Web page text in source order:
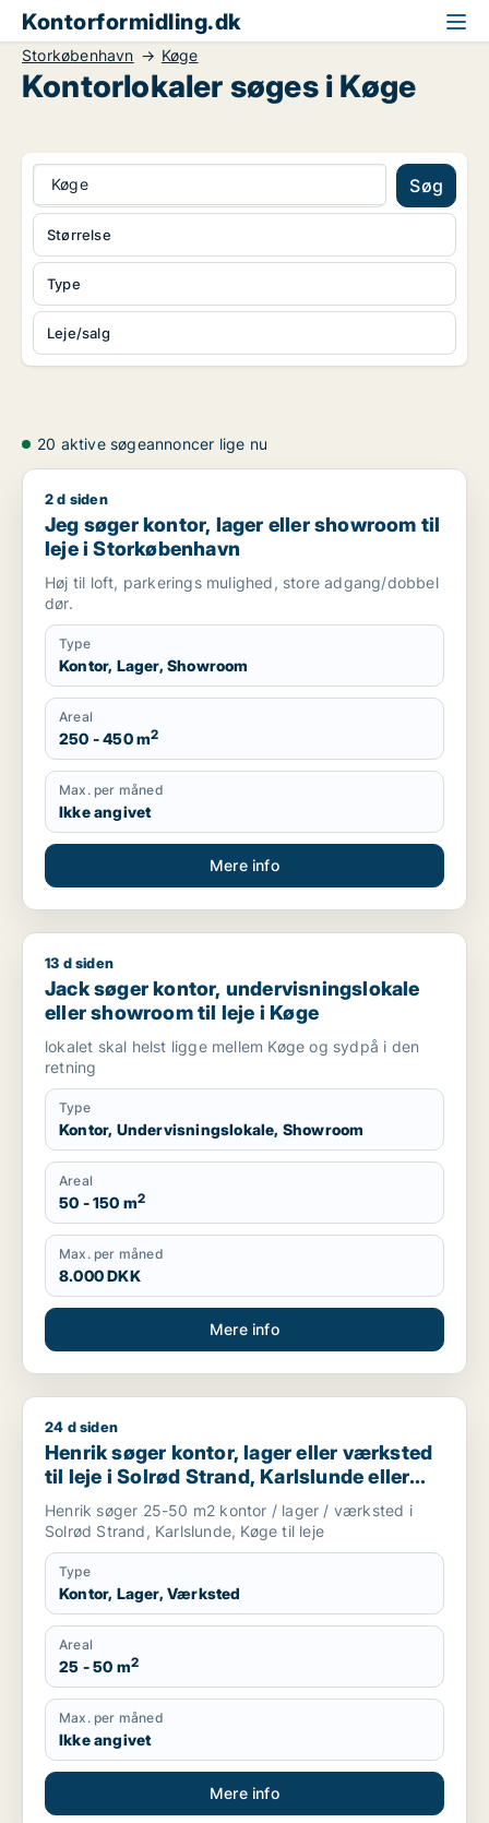
Kontorformidling.dk
Storkøbenhavn Køge
Kontorlokaler søges i Køge
Køge Søg
Type
Leje/salg
Størrelse
20 aktive søgeannoncer lige nu
Jeg søger kontor, lager eller showroom til leje i
2 d siden
Jeg søger kontor, lager eller showroom til
leje i Storkøbenhavn
Høj til loft, parkerings mulighed, store adgang/dobbel
dør.
Type
Kontor, Lager, Showroom
Areal
250 - 450 m2
Max. per måned
Ikke angivet
Mere info
Jack søger kontor, undervisningslokale eller showroom til
13 d siden
Jack søger kontor, undervisningslokale
eller showroom til leje i Køge
lokalet skal helst ligge mellem Køge og sydpå i den
retning
Type
Kontor, Undervisningslokale, Showroom
Areal
50 - 150 m2
Max. per måned
8.000 DKK
Mere info
Henrik søger kontor, lager eller værksted til leje i Solrød
24 d siden
Henrik søger kontor, lager eller værksted
til leje i Solrød Strand, Karlslunde eller
Køge
Henrik søger 25-50 m2 kontor / lager / værksted i
Solrød Strand, Karlslunde, Køge til leje
Type
Kontor, Lager, Værksted
Areal
25 - 50 m2
Max. per måned
Ikke angivet
Mere info